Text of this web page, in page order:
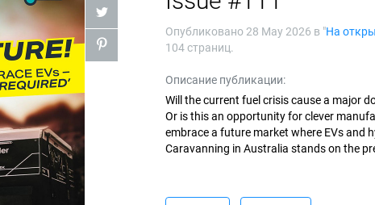
Опубликовано 28 May 2026 в "На
104 страниц.
Описание публикации:
Will the current fuel crisis cause a major
Or is this an opportunity for clever
embrace a future market where EVs and
Caravanning in Australia stands on the